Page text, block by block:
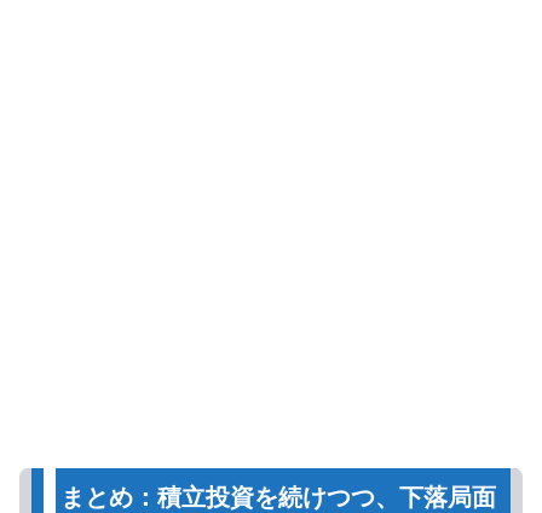
まとめ：積立投資を続けつつ、下落局面